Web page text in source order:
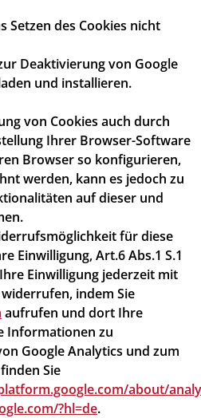
Setzen des Cookies nicht
Deaktivierung von Google
und installieren.
von Cookies auch durch
Ihrer Browser-Software
Browser so konfigurieren,
werden, kann es jedoch zu
auf dieser und
für diese
Einwilligung, Art.6 Abs.1 S.1
Einwilligung jederzeit mit
indem Sie
aufrufen und dort Ihre
Informationen zu
Google Analytics und zum
Sie
about/
?hl=de.